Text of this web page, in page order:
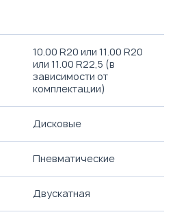
10.00 R20 или 11.00 R20
или 11.00 R22,5 (в
зависимости от
комплектации)
Дисковые
Пневматические
Двускатная